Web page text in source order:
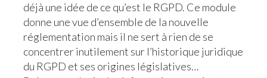
déjà une idée de ce qu’est le RGPD. Ce module
donne une vue d’ensemble de la nouvelle
réglementation mais il ne sert à rien de se
concentrer inutilement sur l’historique juridique
du RGPD et ses origines législatives…